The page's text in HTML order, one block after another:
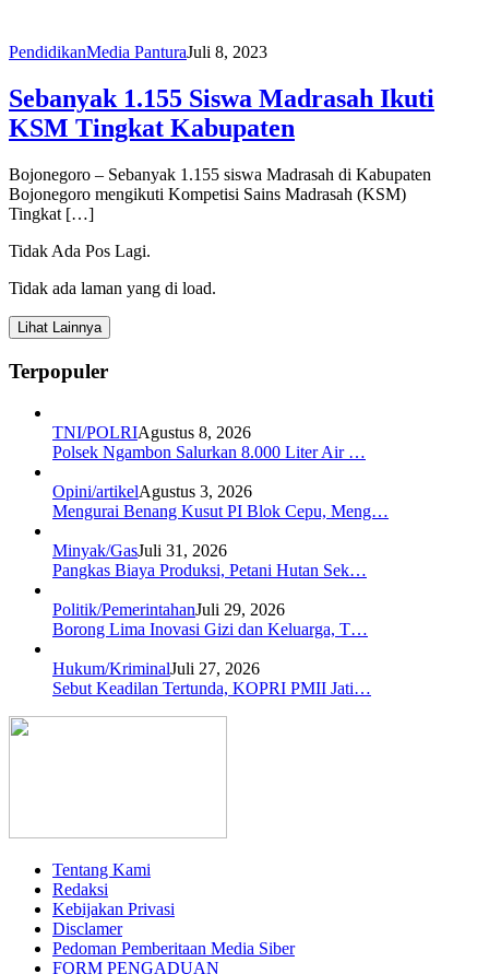
PendidikanMedia PanturaJuli 8, 2023
Sebanyak 1.155 Siswa Madrasah Ikuti
KSM Tingkat Kabupaten
Bojonegoro – Sebanyak 1.155 siswa Madrasah di Kabupaten
Bojonegoro mengikuti Kompetisi Sains Madrasah (KSM)
Tingkat […]
Tidak Ada Pos Lagi.
Tidak ada laman yang di load.
Lihat Lainnya
Terpopuler
TNI/POLRIAgustus 8, 2026
Polsek Ngambon Salurkan 8.000 Liter Air …
Opini/artikelAgustus 3, 2026
Mengurai Benang Kusut PI Blok Cepu, Meng…
Minyak/GasJuli 31, 2026
Pangkas Biaya Produksi, Petani Hutan Sek…
Politik/PemerintahanJuli 29, 2026
Borong Lima Inovasi Gizi dan Keluarga, T…
Hukum/KriminalJuli 27, 2026
Sebut Keadilan Tertunda, KOPRI PMII Jati…
Tentang Kami
Redaksi
Kebijakan Privasi
Disclamer
Pedoman Pemberitaan Media Siber
FORM PENGADUAN